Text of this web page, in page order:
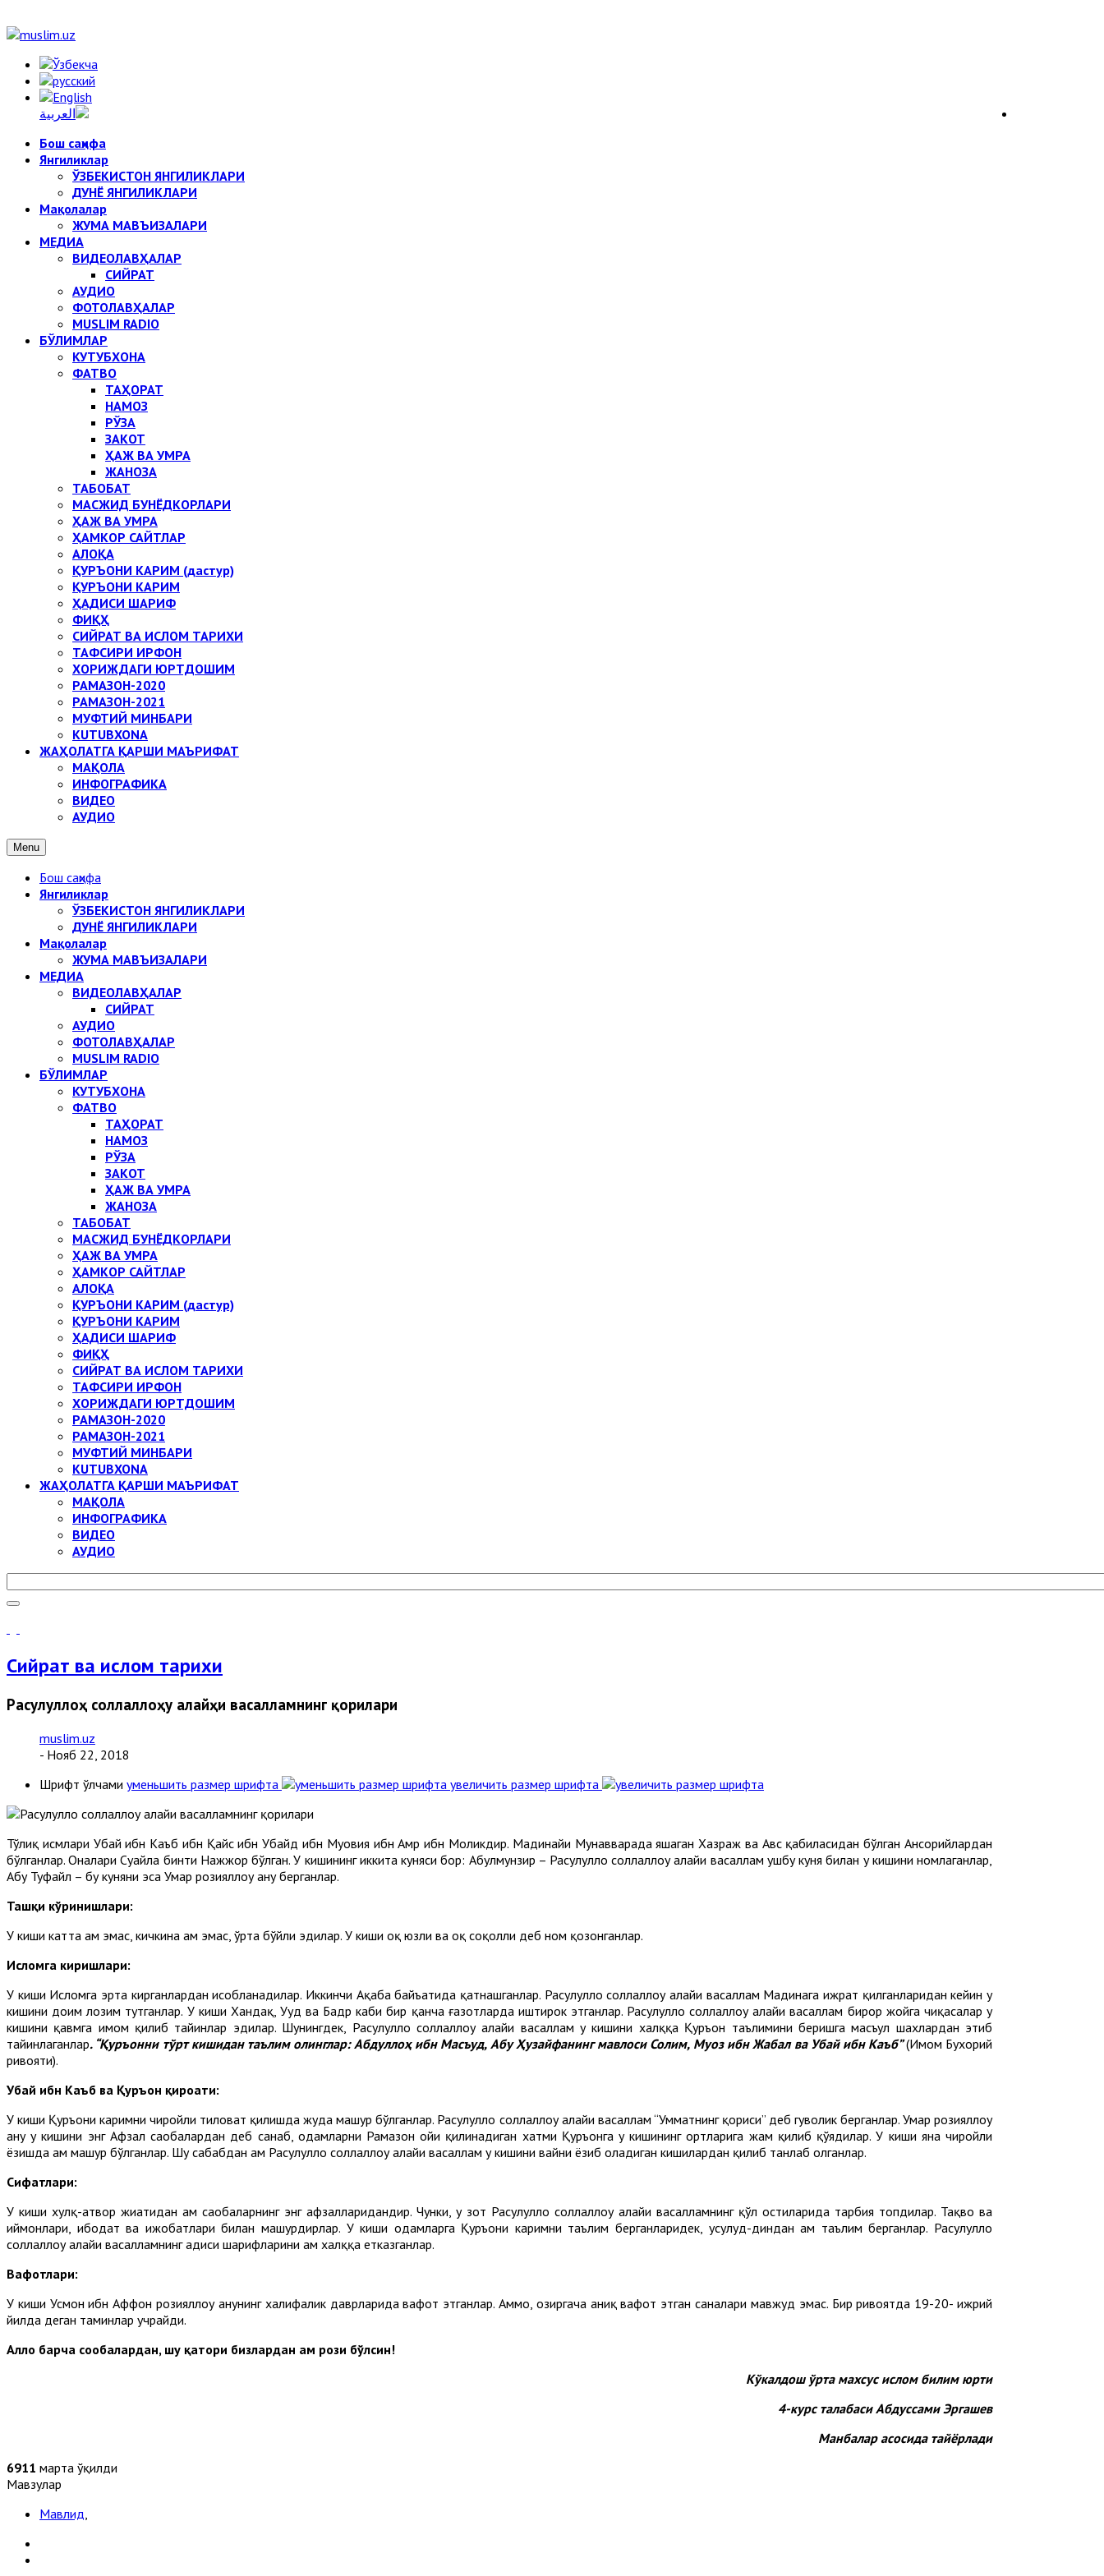
Бош саҳифа
Янгиликлар
ЎЗБЕКИСТОН ЯНГИЛИКЛАРИ
ДУНЁ ЯНГИЛИКЛАРИ
Мақолалар
ЖУМА МАВЪИЗАЛАРИ
МЕДИА
ВИДЕОЛАВҲАЛАР
СИЙРАТ
АУДИО
ФОТОЛАВҲАЛАР
MUSLIM RADIO
БЎЛИМЛАР
КУТУБХОНА
ФАТВО
ТАҲОРАТ
НАМОЗ
РЎЗА
ЗАКОТ
ҲАЖ ВА УМРА
ЖАНОЗА
ТАБОБАТ
МАСЖИД БУНЁДКОРЛАРИ
ҲАЖ ВА УМРА
ҲАМКОР САЙТЛАР
АЛОҚА
ҚУРЪОНИ КАРИМ (дастур)
ҚУРЪОНИ КАРИМ
ҲАДИСИ ШАРИФ
ФИҚҲ
СИЙРАТ ВА ИСЛОМ ТАРИХИ
ТАФСИРИ ИРФОН
ХОРИЖДАГИ ЮРТДОШИМ
РАМАЗОН-2020
РАМАЗОН-2021
МУФТИЙ МИНБАРИ
KUTUBXONA
ЖАҲОЛАТГА ҚАРШИ МАЪРИФАТ
МАҚОЛА
ИНФОГРАФИКА
ВИДЕО
АУДИО
Menu
Бош саҳифа
Янгиликлар
ЎЗБЕКИСТОН ЯНГИЛИКЛАРИ
ДУНЁ ЯНГИЛИКЛАРИ
Мақолалар
ЖУМА МАВЪИЗАЛАРИ
МЕДИА
ВИДЕОЛАВҲАЛАР
СИЙРАТ
АУДИО
ФОТОЛАВҲАЛАР
MUSLIM RADIO
БЎЛИМЛАР
КУТУБХОНА
ФАТВО
ТАҲОРАТ
НАМОЗ
РЎЗА
ЗАКОТ
ҲАЖ ВА УМРА
ЖАНОЗА
ТАБОБАТ
МАСЖИД БУНЁДКОРЛАРИ
ҲАЖ ВА УМРА
ҲАМКОР САЙТЛАР
АЛОҚА
ҚУРЪОНИ КАРИМ (дастур)
ҚУРЪОНИ КАРИМ
ҲАДИСИ ШАРИФ
ФИҚҲ
СИЙРАТ ВА ИСЛОМ ТАРИХИ
ТАФСИРИ ИРФОН
ХОРИЖДАГИ ЮРТДОШИМ
РАМАЗОН-2020
РАМАЗОН-2021
МУФТИЙ МИНБАРИ
KUTUBXONA
ЖАҲОЛАТГА ҚАРШИ МАЪРИФАТ
МАҚОЛА
ИНФОГРАФИКА
ВИДЕО
АУДИО
Сийрат ва ислом тарихи
Расулуллоҳ соллаллоҳу алайҳи васалламнинг қорилари
muslim.uz
- Нояб 22, 2018
Шрифт ўлчами уменьшить размер шрифта увеличить размер шрифта
Тўлиқ исмлари Убай ибн Каъб ибн Қайс ибн Убайд ибн Муовия ибн Амр ибн Моликдир. Мадинайи Мунавварада яшаган Хазраж ва Авс қабиласидан бўлган Ансорийлардан
бўлганлар. Оналари Суҳайла бинти Нажжор бўлган. У кишининг иккита куняси бор: Абулмунзир – Расулуллоҳ соллаллоҳу алайҳи васаллам ушбу куня билан у кишини номлаганлар,
Абу Туфайл – бу куняни эса Умар розияллоҳу анҳу берганлар.
Ташқи кўринишлари:
У киши катта ҳам эмас, кичкина ҳам эмас, ўрта бўйли эдилар. У киши оқ юзли ва оқ соқолли деб ном қозонганлар.
Исломга киришлари:
У киши Исломга эрта кирганлардан ҳисобланадилар. Иккинчи Ақаба байъатида қатнашганлар. Расулуллоҳ соллаллоҳу алайҳи васаллам Мадинага ҳижрат қилганларидан кейин у
кишини доим лозим тутганлар. У киши Хандақ, Уҳуд ва Бадр каби бир қанча ғазотларда иштирок этганлар. Расулуллоҳ соллаллоҳу алайҳи васаллам бирор жойга чиқасалар у
кишини қавмга имом қилиб тайинлар эдилар. Шунингдек, Расулуллоҳ соллаллоҳу алайҳи васаллам у кишини халққа Қуръон таълимини беришга масъул шахлардан этиб
тайинлаганлар. “Қуръонни тўрт кишидан таълим олинглар: Абдуллоҳ ибн Масъуд, Абу Ҳузайфанинг мавлоси Солим, Муоз ибн Жабал ва Убай ибн Каъб”(Имом Бухорий
ривояти).
Убай ибн Каъб ва Қуръон қироати:
У киши Қуръони каримни чиройли тиловат қилишда жуда машҳур бўлганлар. Расулуллоҳ соллаллоҳу алайҳи васаллам “Умматнинг қориси” деб гувоҳлик берганлар. Умар розияллоҳу
анҳу у кишини энг Афзал саҳобалардан деб санаб, одамларни Рамазон ойи қилинадиган хатми Қуръонга у кишининг ортларига жам қилиб қўядилар. У киши яна чиройли
ёзишда ҳам машҳур бўлганлар. Шу сабабдан ҳам Расулуллоҳ соллаллоҳу алайҳи васаллам у кишини ваҳйни ёзиб оладиган кишилардан қилиб танлаб олганлар.
Сифатлари:
У киши хулқ-атвор жиҳатидан ҳам саҳобаларнинг энг афзалларидандир. Чунки, у зот Расулуллоҳ соллаллоҳу алайҳи васалламнинг қўл остиларида тарбия топдилар. Тақво ва
иймонлари, ибодат ва ижобатлари билан машҳурдирлар. У киши одамларга Қуръони каримни таълим берганларидек, усулуд-диндан ҳам таълим берганлар. Расулуллоҳ
соллаллоҳу алайҳи васалламнинг ҳадиси шарифларини ҳам халққа етказганлар.
Вафотлари:
У киши Усмон ибн Аффон розияллоҳу анҳунинг халифалик даврларида вафот этганлар. Аммо, ҳозиргача аниқ вафот этган саналари мавжуд эмас. Бир ривоятда 19-20- ҳижрий
йилда деган таҳминлар учрайди.
Аллоҳ барча соҳобалардан, шу қатори бизлардан ҳам рози бўлсин!
Кўкалдош ўрта махсус ислом билим юрти
4-курс талабаси Абдуссами Эргашев
Манбалар асосида тайёрлади
6911 марта ўқилди
Мавзулар
Мавлид